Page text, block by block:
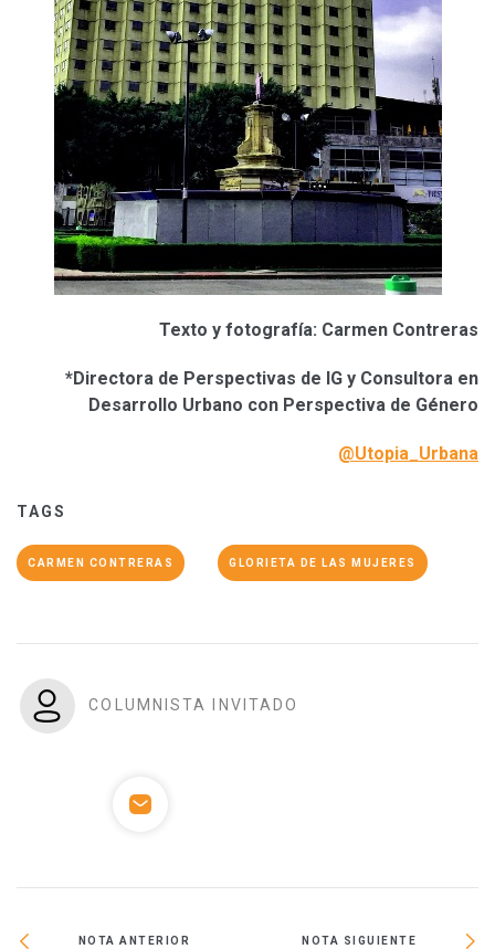
Texto y fotografía: Carmen Contreras
*Directora de Perspectivas de IG y Consultora en
Desarrollo Urbano con Perspectiva de Género
@Utopia_Urbana
TAGS
CARMEN CONTRERAS GLORIETA DE LAS MUJERES
COLUMNISTA INVITADO
NOTA ANTERIOR NOTA SIGUIENTE